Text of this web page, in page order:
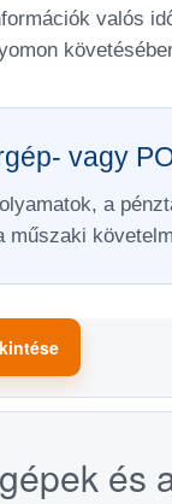
valós
vagy
a
műszaki
és